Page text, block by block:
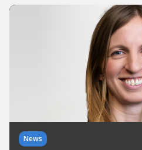
News